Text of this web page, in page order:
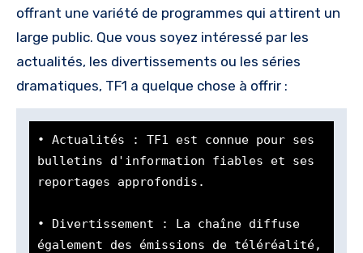
offrant une variété de programmes qui attirent un
large public. Que vous soyez intéressé par les
actualités, les divertissements ou les séries
dramatiques, TF1 a quelque chose à offrir :
• Actualités : TF1 est connue pour ses
bulletins d'information fiables et ses
reportages approfondis.
• Divertissement : La chaîne diffuse
également des émissions de téléréalité,